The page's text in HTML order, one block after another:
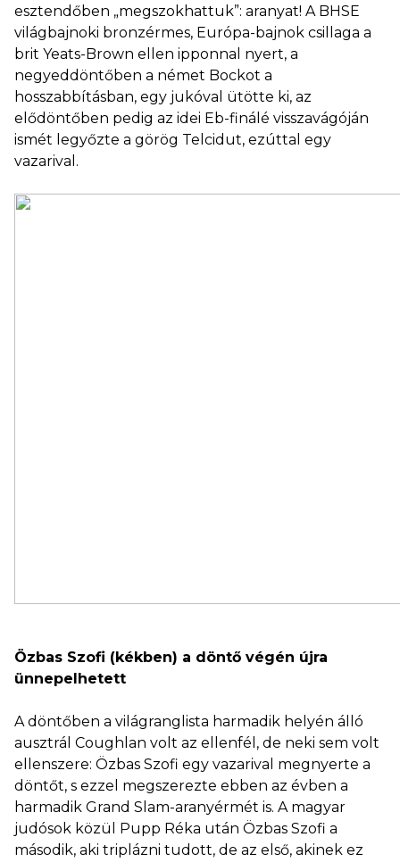
esztendőben „megszokhattuk”: aranyat! A BHSE
világbajnoki bronzérmes, Európa-bajnok csillaga a
brit Yeats-Brown ellen ipponnal nyert, a
negyeddöntőben a német Bockot a
hosszabbításban, egy jukóval ütötte ki, az
elődöntőben pedig az idei Eb-finálé visszavágóján
ismét legyőzte a görög Telcidut, ezúttal egy
vazarival.
Özbas Szofi (kékben) a döntő végén újra
ünnepelhetett
A döntőben a világranglista harmadik helyén álló
ausztrál Coughlan volt az ellenfél, de neki sem volt
ellenszere: Özbas Szofi egy vazarival megnyerte a
döntőt, s ezzel megszerezte ebben az évben a
harmadik Grand Slam-aranyérmét is. A magyar
judósok közül Pupp Réka után Özbas Szofi a
második, aki triplázni tudott, de az első, akinek ez